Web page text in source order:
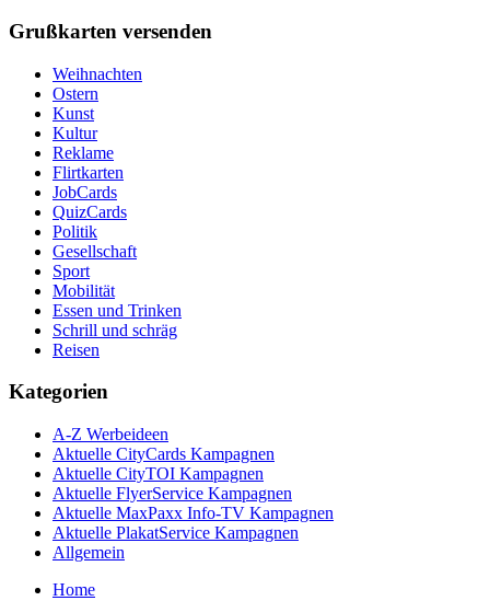
Grußkarten versenden
Weihnachten
Ostern
Kunst
Kultur
Reklame
Flirtkarten
JobCards
QuizCards
Politik
Gesellschaft
Sport
Mobilität
Essen und Trinken
Schrill und schräg
Reisen
Kategorien
A-Z Werbeideen
Aktuelle CityCards Kampagnen
Aktuelle CityTOI Kampagnen
Aktuelle FlyerService Kampagnen
Aktuelle MaxPaxx Info-TV Kampagnen
Aktuelle PlakatService Kampagnen
Allgemein
Home